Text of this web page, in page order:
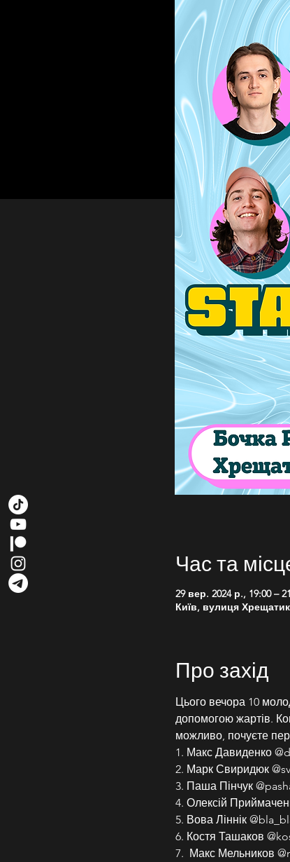
Час та
29 вер. 2024 р., 19:00 –
Київ, вулиця Хрещатик,
Про захід
Цього вечора 10
допомогою жартів.
можливо, почуєте
1. Макс Давиденко
2. Марк Свиридюк
3. Паша Пінчук
4. Олексій
5. Вова Ліннік
6. Костя Ташаков
7.  Макс Мельников